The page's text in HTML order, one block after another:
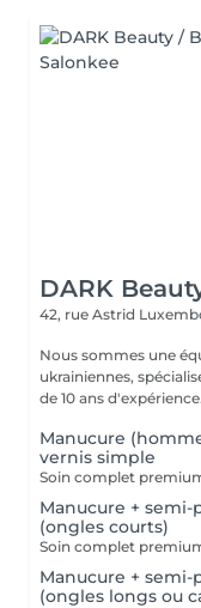
DARK
42, rue Astrid
Nous sommes une
ukrainiennes,
Manucure
vernis simple
Manucure +
(ongles courts)
Manucure +
(ongles longs ou